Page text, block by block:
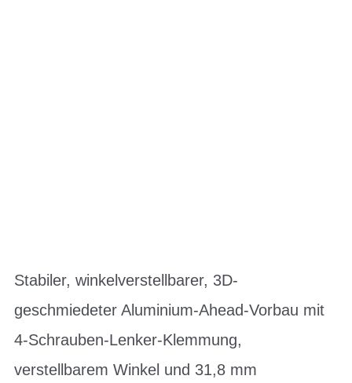
Stabiler, winkelverstellbarer, 3D-
geschmiedeter Aluminium-Ahead-Vorbau mit
4-Schrauben-Lenker-Klemmung,
verstellbarem Winkel und 31,8 mm